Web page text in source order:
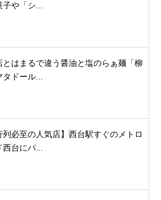
子や「シ...
とはまるで違う醤油と塩のらぁ麺「柳
タドール...
列必至の人気店】西台駅すぐのメトロ
西台にパ...